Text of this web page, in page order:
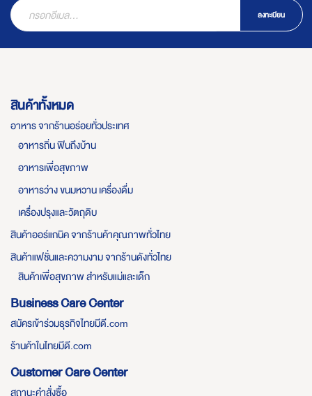
ลงทะเบียน
สินค้าทั้งหมด
อาหาร จากร้านอร่อยทั่วประเทศ
อาหารถิ่น ฟินถึงบ้าน
อาหารเพื่อสุขภาพ
อาหารว่าง ขนมหวาน เครื่องดื่ม
เครื่องปรุงและวัตถุดิบ
สินค้าออร์แกนิค จากร้านค้าคุณภาพทั่วไทย
สินค้าแฟชั่นและความงาม จากร้านดังทั่วไทย
สินค้าเพื่อสุขภาพ สำหรับแม่และเด็ก
Business Care Center
สมัครเข้าร่วมธุรกิจไทยมีดี.com
ร้านค้าในไทยมีดี.com
Customer Care Center